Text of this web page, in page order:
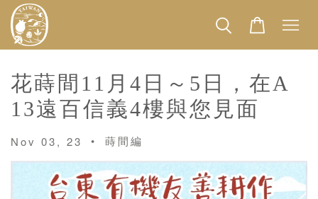
花蒔間11月4日～5日，在A
13遠百信義4樓與您見面
Nov 03, 23 • 蒔間編